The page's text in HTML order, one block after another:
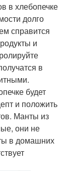
в хлебопечке
долго
справится
и
в
будет
и положить
Манты из
они не
в домашних